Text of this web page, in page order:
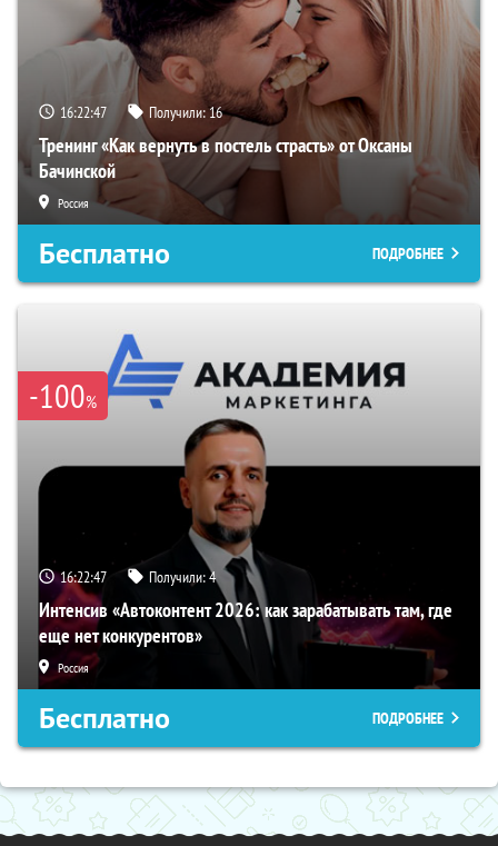
16:22:46 Получили:16
Тренинг «Как вернуть в постель страсть» от Оксаны
Бачинской
Россия
Бесплатно ПОДРОБНЕЕ
-100%
16:22:46 Получили:4
Интенсив «Автоконтент 2026: как зарабатывать там, где
еще нет конкурентов»
Россия
Бесплатно ПОДРОБНЕЕ